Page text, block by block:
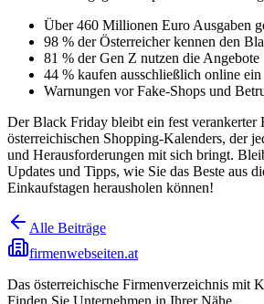
Über 460 Millionen Euro Ausgaben
98 % der Österreicher kennen den
81 % der Gen Z nutzen die Angebote
44 % kaufen ausschließlich online ein
Warnungen vor Fake-Shops und
Der Black Friday bleibt ein fest verankerter
österreichischen Shopping-Kalenders, der
und Herausforderungen mit sich bringt.
Updates und Tipps, wie Sie das Beste aus
Einkaufstagen herausholen können!
Alle Beiträge
firmenwebseiten.at
Das österreichische Firmenverzeichnis mit